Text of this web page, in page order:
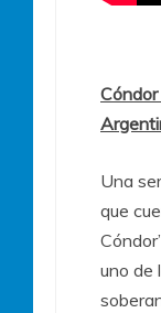
Una
que
uno de